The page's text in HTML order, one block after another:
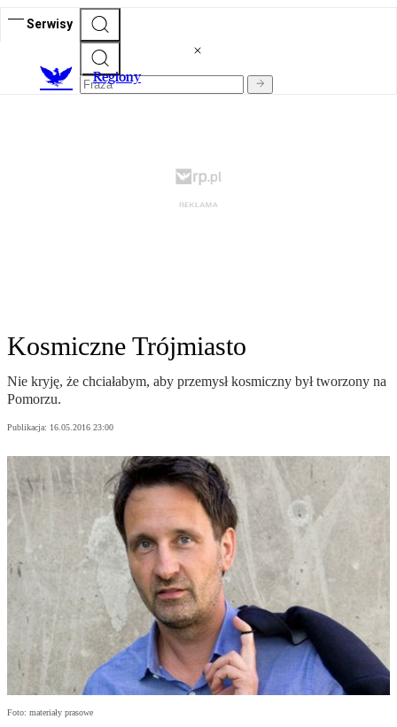
Serwisy
Regiony
Kosmiczne Trójmiasto
Nie kryję, że chciałabym, aby przemysł kosmiczny był tworzony na
Pomorzu.
Publikacja: 16.05.2016 23:00
Foto: materiały prasowe